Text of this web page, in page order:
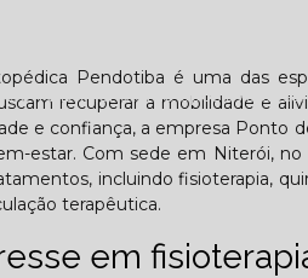
é TOD (Transtorno opositivo
Pendotiba é uma das
recuperar a mobilidade e
e confiança, a empresa Ponto
estar. Com sede em Niterói,
incluindo fisioterapia,
terapêutica.
em